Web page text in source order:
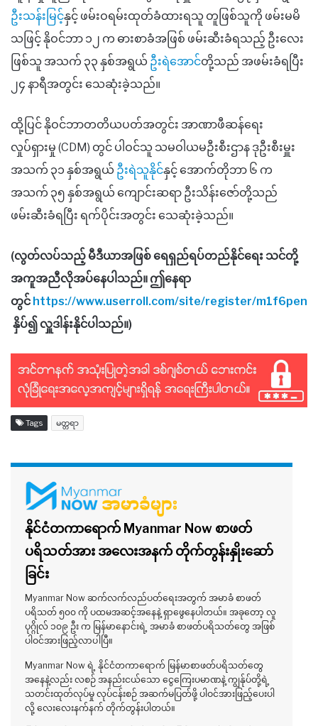
ဦးသန်းမြင့်နှင့် ​​ဖမ်းဝရမ်းထုတ်ခံထားရသူ တူဖြစ်သူကို ဖမ်းမမိ
သဖြင့် နိုဝင်ဘာ ၁၂ က ဓားစာခံအဖြစ် ဖမ်းဆီးခံရသည့် ဦးလေး
ဖြစ်သူ အသက် ၃၃ နှစ်အရွယ် ဦးရဲအောင်တို့သည် အဖမ်းခံရပြီး
၂၄ နာရီအတွင်း သေဆုံးခဲ့သည်။
ထို့ပြင် နိုဝင်ဘာတတိယပတ်အတွင်း ​​အာဏာဖီဆန်ရေး
လှုပ်ရှားမှု (CDM) တွင် ပါဝင်သူ ​​သမဝါယမဦးစီးဌာန ဒုဦးစီးမှူး
အသက် ၃၁ နှစ်အရွယ် ဦးရဲသူနိုင်နှင့် အောက်တိုဘာ ၆ က
အသက် ၃၅ နှစ်အရွယ် ကျောင်းဆရာ ဦးသိန်းဇော်တို့သည်
ဖမ်းဆီးခံရပြီး ရက်ပိုင်းအတွင်း သေဆုံးခဲ့သည်။
(လွတ်လပ်သည့် မီဒီယာအဖြစ် ရေရှည်ရပ်တည်နိုင်ရေး သင်တို့
အကူအညီလိုအပ်နေပါသည်။ ဤနေရာ
တွင် https://www.userroll.com/site/register/m1f6pen
နှိပ်၍ လှူဒါန်းနိုင်ပါသည်။)
Tags မတ္တရာ
နိုင်ငံတကာရောက် Myanmar Now စာဖတ်
ပရိသတ်အား အလေးအနက် တိုက်တွန်းနှိုးဆော်
ခြင်း
Myanmar Now ဆက်လက်လည်ပတ်ရေးအတွက် အမာခံ စာဖတ်
ပရိသတ် ၅၀၀ ကို ပထမအဆင့်အနေနဲ့ ရှာဖွေနေပါတယ်။ အခုတော့ လူ
ပုဂ္ဂိုလ် ၁၀၉ ဦး က မြန်မာနောင်းရဲ့ အမာခံ စာဖတ်ပရိသတ်တွေ အဖြစ်
ပါဝင်အားဖြည့်လာပါပြီ။
Myanmar Now ရဲ့ နိုင်ငံတကာရောက် မြန်မာစာဖတ်ပရိသတ်တွေ
အနေနဲ့လည်း လစဉ် အနည်းငယ်သော ငွေကြေးပမာဏနဲ့ ကျွန်ုပ်တို့ရဲ့
သတင်းထုတ်လုပ်မှု လုပ်ငန်းစဉ် အဆက်မပြတ်ဖို့ ပါဝင်အားဖြည့်ပေးပါ
လို့ လေးလေးနက်နက် တိုက်တွန်းပါတယ်။